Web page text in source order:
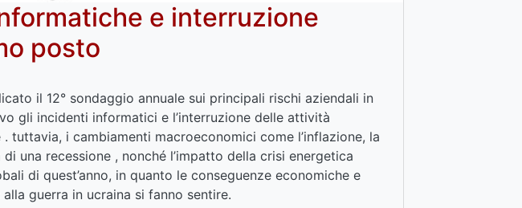
e interruzione
posto
il 12° sondaggio annuale sui principali rischi aziendali in
gli incidenti informatici e l’interruzione delle attività
tuttavia, i cambiamenti macroeconomici come l’inflazione, la
una recessione , nonché l’impatto della crisi energetica
di quest’anno, in quanto le conseguenze economiche e
guerra in ucraina si fanno sentire.